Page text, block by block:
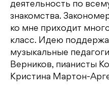
деятельность по
знакомства.
ко мне приходит
класс. Идею
музыкальные
Верников, пианисты
Кристина Мартон-